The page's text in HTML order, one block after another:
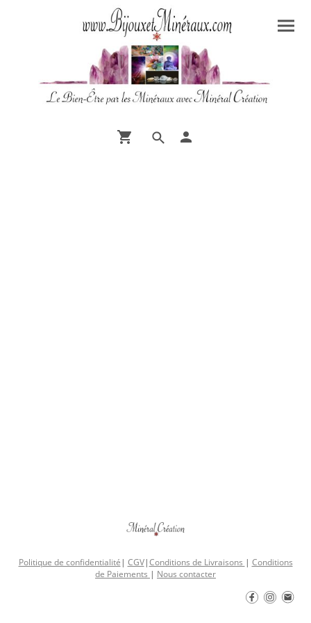
Politique de confidentialité | CGV|Conditions de Livraisons | Conditions
de Paiements | Nous contacter